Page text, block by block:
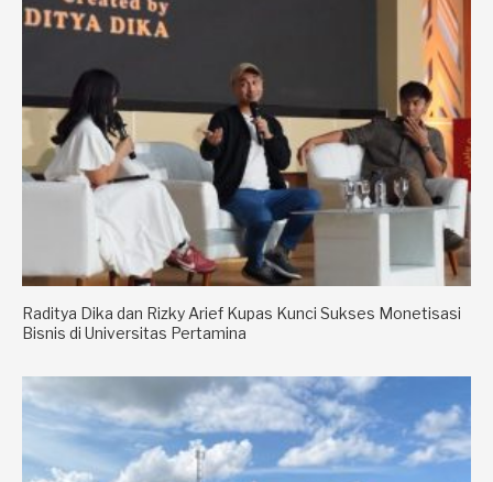
Raditya Dika dan Rizky Arief Kupas Kunci Sukses Monetisasi
Bisnis di Universitas Pertamina